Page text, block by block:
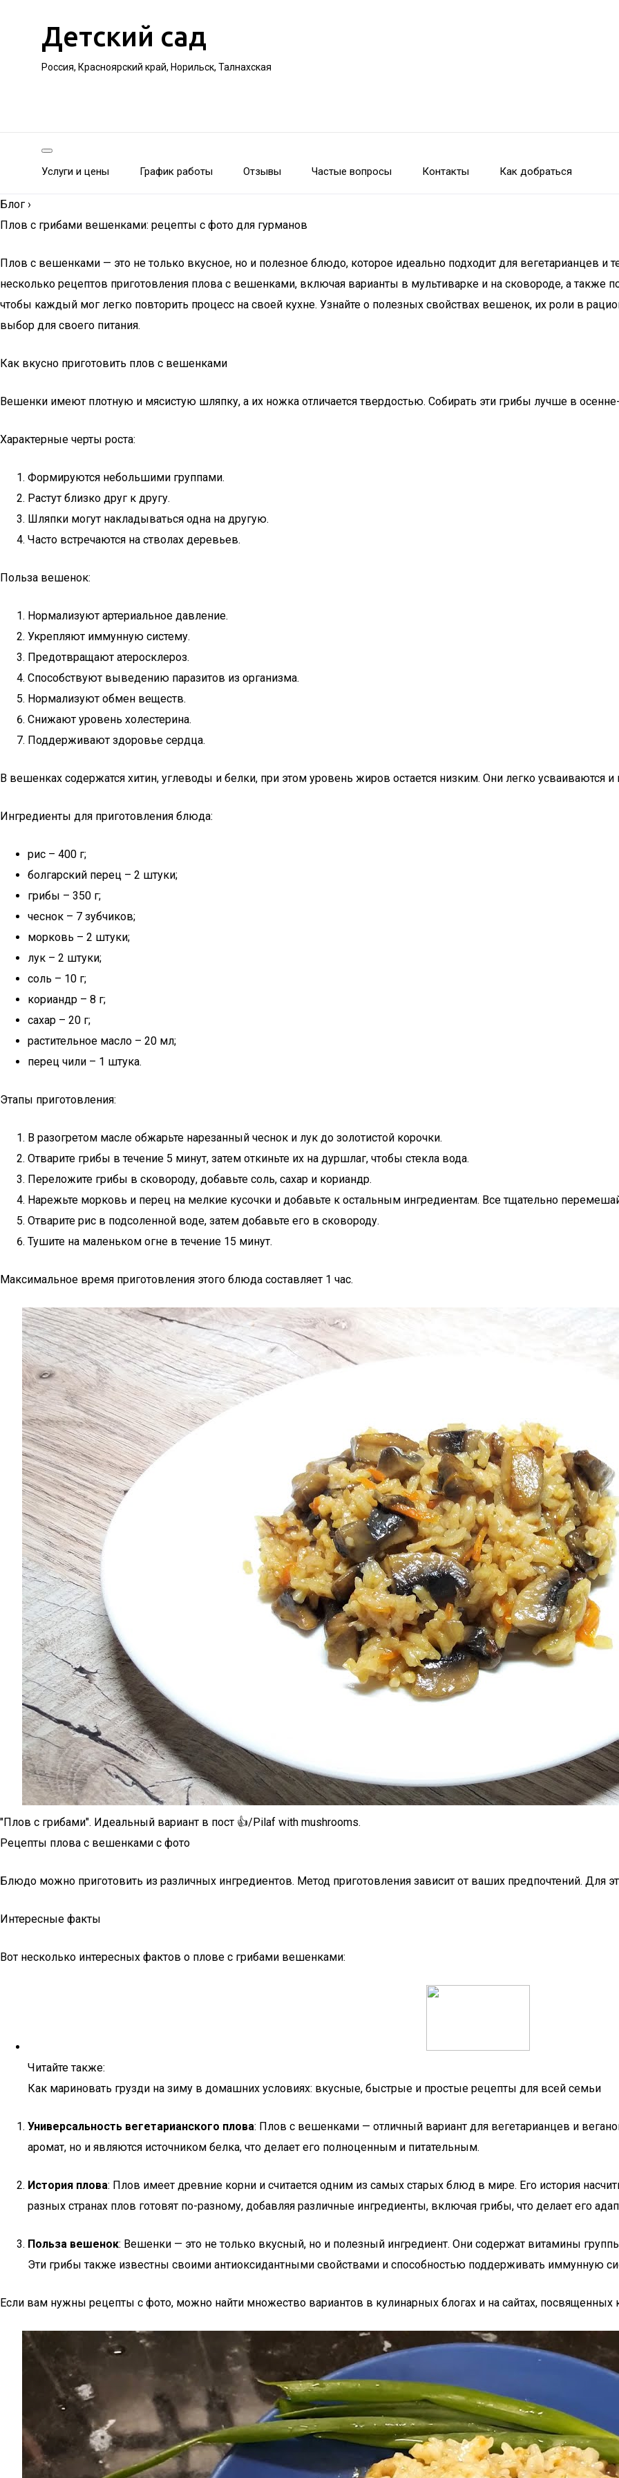
Детский сад
Россия, Красноярский край, Норильск, Талнахская
Услуги и цены График работы Отзывы Частые вопросы Контакты Как добраться
Блог ›
Плов с грибами вешенками: рецепты с фото для гурманов
Плов с вешенками — это не только вкусное, но и полезное блюдо, которое идеально подходит для вегетарианцев и
несколько рецептов приготовления плова с вешенками, включая варианты в мультиварке и на сковороде, а
чтобы каждый мог легко повторить процесс на своей кухне. Узнайте о полезных свойствах вешенок, их роли в
выбор для своего питания.
Как вкусно приготовить плов с вешенками
Вешенки имеют плотную и мясистую шляпку, а их ножка отличается твердостью. Собирать эти грибы лучше в
Характерные черты роста:
Формируются небольшими группами.
Растут близко друг к другу.
Шляпки могут накладываться одна на другую.
Часто встречаются на стволах деревьев.
Польза вешенок:
Нормализуют артериальное давление.
Укрепляют иммунную систему.
Предотвращают атеросклероз.
Способствуют выведению паразитов из организма.
Нормализуют обмен веществ.
Снижают уровень холестерина.
Поддерживают здоровье сердца.
В вешенках содержатся хитин, углеводы и белки, при этом уровень жиров остается низким. Они легко усваиваются
Ингредиенты для приготовления блюда:
рис – 400 г;
болгарский перец – 2 штуки;
грибы – 350 г;
чеснок – 7 зубчиков;
морковь – 2 штуки;
лук – 2 штуки;
соль – 10 г;
кориандр – 8 г;
сахар – 20 г;
растительное масло – 20 мл;
перец чили – 1 штука.
Этапы приготовления:
В разогретом масле обжарьте нарезанный чеснок и лук до золотистой корочки.
Отварите грибы в течение 5 минут, затем откиньте их на дуршлаг, чтобы стекла вода.
Переложите грибы в сковороду, добавьте соль, сахар и кориандр.
Нарежьте морковь и перец на мелкие кусочки и добавьте к остальным ингредиентам. Все тщательно
Отварите рис в подсоленной воде, затем добавьте его в сковороду.
Тушите на маленьком огне в течение 15 минут.
Максимальное время приготовления этого блюда составляет 1 час.
"Плов с грибами". Идеальный вариант в пост 👍/Pilaf with mushrooms.
Рецепты плова с вешенками с фото
Блюдо можно приготовить из различных ингредиентов. Метод приготовления зависит от ваших предпочтений. Для
Интересные факты
Вот несколько интересных фактов о плове с грибами вешенками:
Читайте также:
Как мариновать грузди на зиму в домашних условиях: вкусные, быстрые и простые рецепты для всей семьи
Универсальность вегетарианского плова: Плов с вешенками — отличный вариант для вегетарианцев и
аромат, но и являются источником белка, что делает его полноценным и питательным.
История плова: Плов имеет древние корни и считается одним из самых старых блюд в мире. Его история
разных странах плов готовят по-разному, добавляя различные ингредиенты, включая грибы, что делает его
Польза вешенок: Вешенки — это не только вкусный, но и полезный ингредиент. Они содержат витамины
Эти грибы также известны своими антиоксидантными свойствами и способностью поддерживать иммунную
Если вам нужны рецепты с фото, можно найти множество вариантов в кулинарных блогах и на сайтах, посвященных